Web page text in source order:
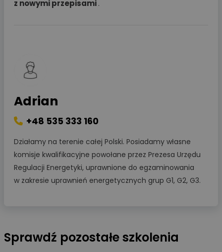
z nowymi przepisami.
Adrian
+48 535 333 160
Działamy na terenie całej Polski. Posiadamy własne
komisje kwalifikacyjne powołane przez Prezesa Urzędu
Regulacji Energetyki, uprawnione do egzaminowania
w zakresie uprawnień energetycznych grup G1, G2, G3.
Sprawdź pozostałe szkolenia